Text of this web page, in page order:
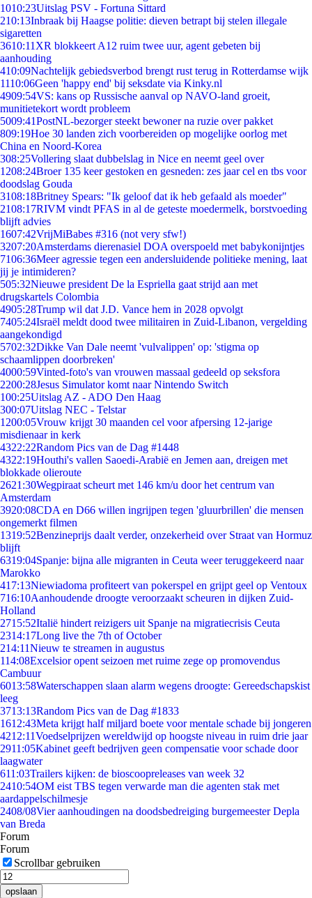
1010:23Uitslag PSV - Fortuna Sittard
210:13Inbraak bij Haagse politie: dieven betrapt bij stelen illegale
sigaretten
3610:11 XR blokkeert A12 ruim twee uur, agent gebeten bij
aanhouding
410:09Nachtelijk gebiedsverbod brengt rust terug in Rotterdamse wijk
1110:06Geen 'happy end' bij seksdate via Kinky.nl
4909:54VS: kans op Russische aanval op NAVO-land groeit,
munitietekort wordt probleem
5009:41PostNL-bezorger steekt bewoner na ruzie over pakket
809:19Hoe 30 landen zich voorbereiden op mogelijke oorlog met
China en Noord-Korea
308:25Vollering slaat dubbelslag in Nice en neemt geel over
1208:24Broer 135 keer gestoken en gesneden: zes jaar cel en tbs voor
doodslag Gouda
3108:18Britney Spears: "Ik geloof dat ik heb gefaald als moeder"
2108:17RIVM vindt PFAS in al de geteste moedermelk, borstvoeding
blijft advies
1607:42VrijMiBabes #316 (not very sfw!)
3207:20Amsterdams dierenasiel DOA overspoeld met babykonijntjes
7106:36Meer agressie tegen een andersluidende politieke mening, laat
jij je intimideren?
505:32Nieuwe president De la Espriella gaat strijd aan met
drugskartels Colombia
4905:28Trump wil dat J.D. Vance hem in 2028 opvolgt
7405:24Israël meldt dood twee militairen in Zuid-Libanon, vergelding
aangekondigd
5702:32Dikke Van Dale neemt 'vulvalippen' op: 'stigma op
schaamlippen doorbreken'
4000:59Vinted-foto's van vrouwen massaal gedeeld op seksfora
2200:28Jesus Simulator komt naar Nintendo Switch
100:25Uitslag AZ - ADO Den Haag
300:07Uitslag NEC - Telstar
1200:05Vrouw krijgt 30 maanden cel voor afpersing 12-jarige
misdienaar in kerk
4322:22Random Pics van de Dag #1448
4322:19Houthi's vallen Saoedi-Arabië en Jemen aan, dreigen met
blokkade olieroute
2621:30Wegpiraat scheurt met 146 km/u door het centrum van
Amsterdam
3920:08CDA en D66 willen ingrijpen tegen 'gluurbrillen' die mensen
ongemerkt filmen
1319:52Benzineprijs daalt verder, onzekerheid over Straat van Hormuz
blijft
6319:04Spanje: bijna alle migranten in Ceuta weer teruggekeerd naar
Marokko
417:13Niewiadoma profiteert van pokerspel en grijpt geel op Ventoux
716:10Aanhoudende droogte veroorzaakt scheuren in dijken Zuid-
Holland
2715:52Italië hindert reizigers uit Spanje na migratiecrisis Ceuta
2314:17Long live the 7th of October
214:11Nieuw te streamen in augustus
114:08Excelsior opent seizoen met ruime zege op promovendus
Cambuur
6013:58Waterschappen slaan alarm wegens droogte: Gereedschapskist
leeg
3713:13Random Pics van de Dag #1833
1612:43Meta krijgt half miljard boete voor mentale schade bij jongeren
4212:11Voedselprijzen wereldwijd op hoogste niveau in ruim drie jaar
2911:05Kabinet geeft bedrijven geen compensatie voor schade door
laagwater
611:03Trailers kijken: de bioscoopreleases van week 32
2410:54OM eist TBS tegen verwarde man die agenten stak met
aardappelschilmesje
2408/08Vier aanhoudingen na doodsbedreiging burgemeester Depla
van Breda
Forum
Forum
Scrollbar gebruiken
opslaan